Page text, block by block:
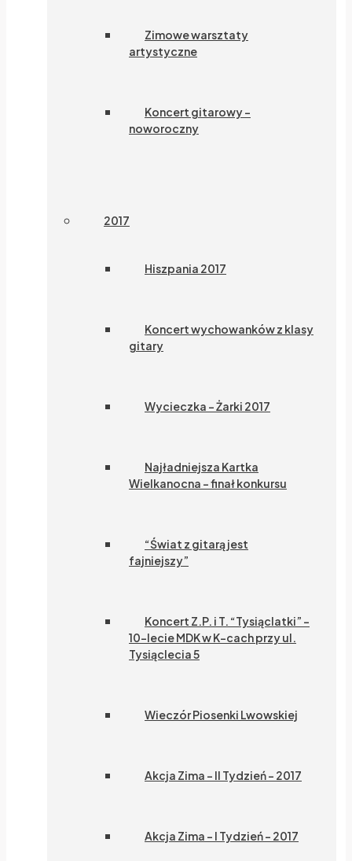
Zimowe warsztaty
artystyczne
Koncert gitarowy –
noworoczny
2017
Hiszpania 2017
Koncert wychowanków z klasy
gitary
Wycieczka – Żarki 2017
Najładniejsza Kartka
Wielkanocna – finał konkursu
“Świat z gitarą jest
fajniejszy”
Koncert Z.P. i T. “Tysiąclatki” –
10-lecie MDK w K-cach przy ul.
Tysiąclecia 5
Wieczór Piosenki Lwowskiej
Akcja Zima – II Tydzień – 2017
Akcja Zima – I Tydzień – 2017